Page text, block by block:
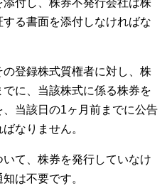
付し、株券不発行会社は株
る書面を添付しなければな
登録株式質権者に対し、株
に、当該株式に係る株券を
当該日の1ヶ月前までに公告
なりません。
て、株券を発行していなけ
は不要です。